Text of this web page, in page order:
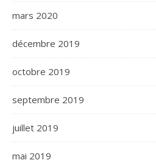
mars 2020
décembre 2019
octobre 2019
septembre 2019
juillet 2019
mai 2019